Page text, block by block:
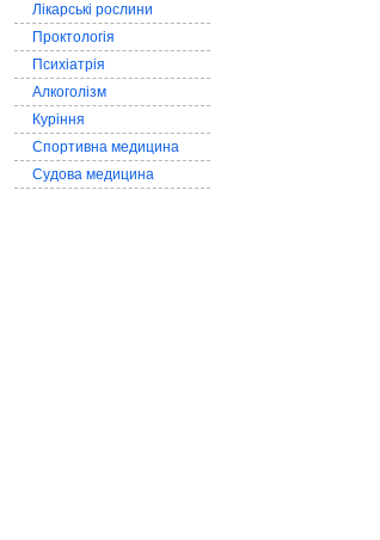
Лікарські рослини
Проктологія
Психіатрія
Алкоголізм
Куріння
Спортивна медицина
Судова медицина